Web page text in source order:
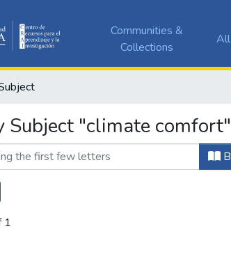
Communities &
Collections
Subject "climate comfort"
1